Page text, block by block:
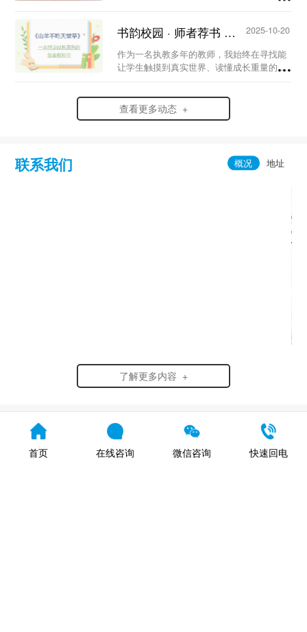
书韵校园 · 师者荐书 | 《山羊不吃天堂草》...
2025-10-20
作为一名执教多年的教师，我始终在寻找能
让学生触摸到真实世界、读懂成长重量的书
了传统成长小说的浪漫化叙事，以细腻的笔
触，将少...
查看更多动态 +
联系我们
了解更多内容 +
在线预约报名资格
首页 在线咨询 微信咨询 快速回电